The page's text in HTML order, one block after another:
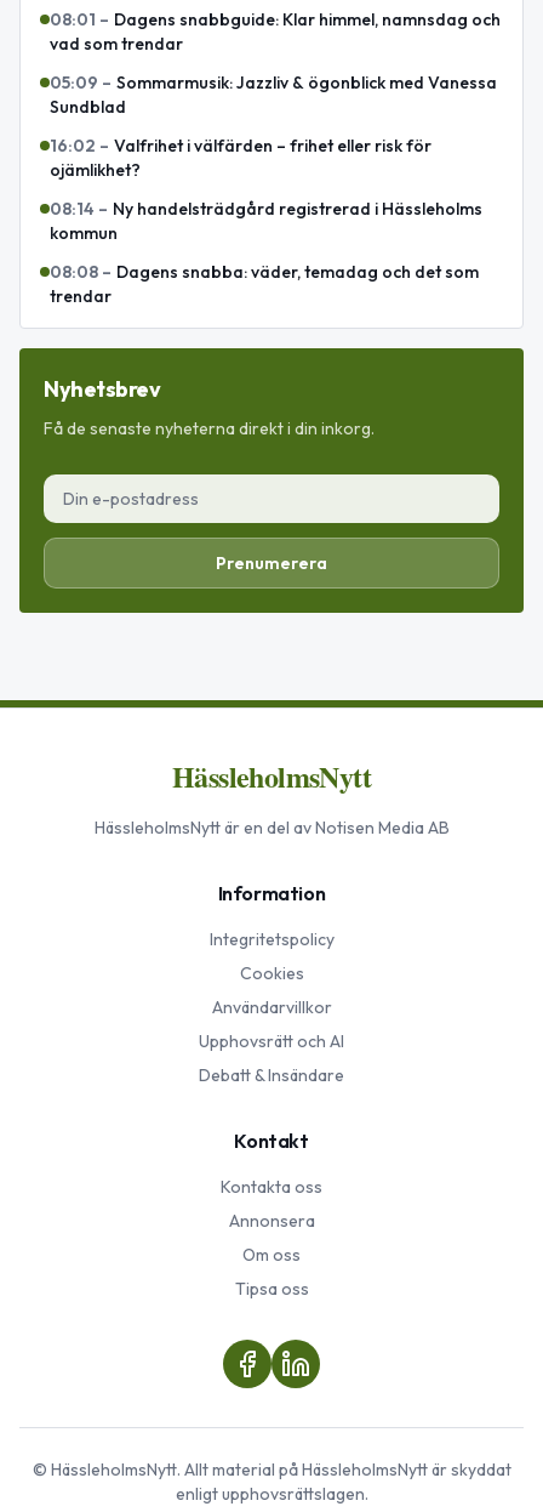
08:01 – Dagens snabbguide: Klar himmel, namnsdag och
vad som trendar
05:09 – Sommarmusik: Jazzliv & ögonblick med Vanessa
Sundblad
16:02 – Valfrihet i välfärden – frihet eller risk för
ojämlikhet?
08:14 – Ny handelsträdgård registrerad i Hässleholms
kommun
08:08 – Dagens snabba: väder, temadag och det som
trendar
Nyhetsbrev
Få de senaste nyheterna direkt i din inkorg.
Prenumerera
HässleholmsNytt
HässleholmsNyttär en del av Notisen Media AB
Information
Integritetspolicy
Cookies
Användarvillkor
Upphovsrätt och AI
Debatt & Insändare
Kontakt
Kontakta oss
Annonsera
Om oss
Tipsa oss
© HässleholmsNytt. Allt material påHässleholmsNyttär skyddat
enligt upphovsrättslagen.